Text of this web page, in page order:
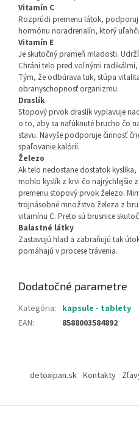
Vitamín C
Rozprúdi premenu látok,
hormónu noradrenalín, ktorý
Vitamín E
Je skutočný prameň mladosti.
Chráni telo pred voľnými
Tým, že odbúrava tuk, stúpa
obranyschopnosť organizmu.
Draslík
Stopový prvok draslík vyplavuje
o to, aby sa nafúknuté brucho čo
stavu. Navyše podporuje činnosť
spaľovanie kalórií.
Železo
Ak telo nedostane dostatok
mohlo kyslík z krvi čo najrýchlejšie
premenu stopový prvok železo.
trojnásobné množstvo železa z
vitamínu C. Preto sú brusnice
Balastné látky
Zastavujú hlad a zabraňujú tak
pomáhajú v procese trávenia.
Dodatočné parametre
Kategória: kapsule - tablety
EAN: 8588003584892
detoxipan.sk Kontakty